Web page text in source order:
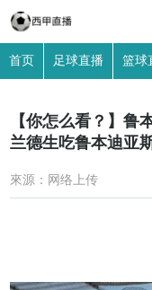
首页 足球直播 篮球
【你怎么看？】鲁
兰德生吃鲁本迪亚
來源：网络上传